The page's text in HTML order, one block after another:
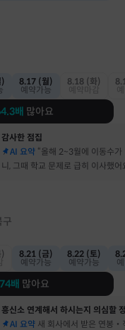
8.17 (월)
예약가능
8.18 (화)
배 많아요
감사한 점집
AI 요약 “올해 2~3월에 이동수가
니, 그때 학교 문제로 급히 이사했어
구
8.21 (금)
예약가능
8.22 (토)
예약가능
배 많아요
AI 요약 새 회사에서 받은 연봉‧